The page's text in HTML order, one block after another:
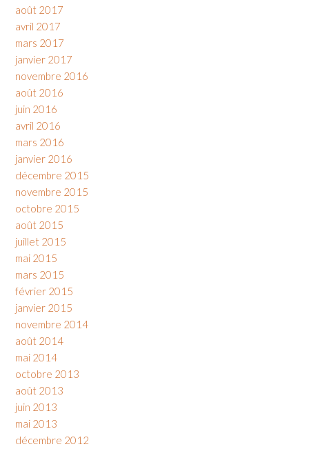
août 2017
avril 2017
mars 2017
janvier 2017
novembre 2016
août 2016
juin 2016
avril 2016
mars 2016
janvier 2016
décembre 2015
novembre 2015
octobre 2015
août 2015
juillet 2015
mai 2015
mars 2015
février 2015
janvier 2015
novembre 2014
août 2014
mai 2014
octobre 2013
août 2013
juin 2013
mai 2013
décembre 2012